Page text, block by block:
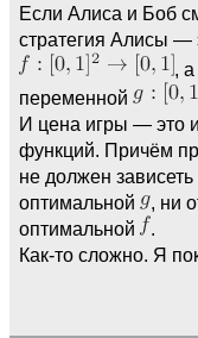
Если Алиса и Боб
стратегия Алисы —
,
переменной
И цена игры — это
функций. Причём
не должен
оптимальной
, ни
оптимальной
.
Как-то сложно. Я